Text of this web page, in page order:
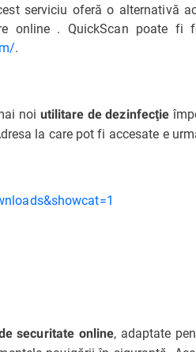
serviciu oferă o alternativă
online . QuickScan poate fi
.
noi utilitare de dezinfecţie
la care pot fi accesate e
securitate online, adaptate